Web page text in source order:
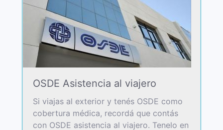
OSDE Asistencia al viajero
Si viajas al exterior y tenés OSDE como
cobertura médica, recordá que contás
con OSDE asistencia al viajero. Tenelo en